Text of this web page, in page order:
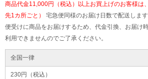
商品代金11,000円（税込）以上お買上げのお客様は
先1カ所ごと） 宅急便同様のお届け日数で配送しま
便受けに商品をお届けするため、代金引換、お届け
利用できませんのでご了承ください。
全国一律
230円（税込）